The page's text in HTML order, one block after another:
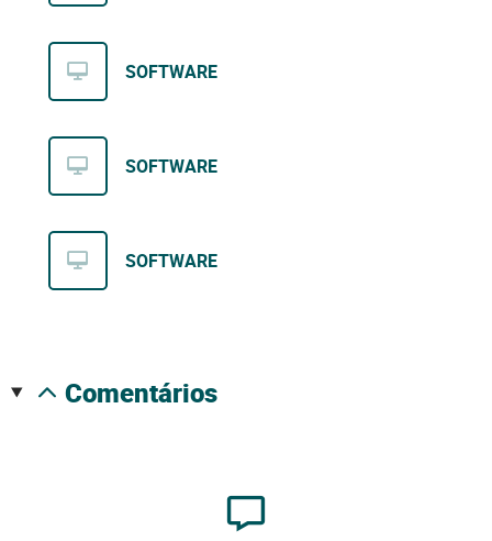
SOFTWARE
SOFTWARE
SOFTWARE
comentários